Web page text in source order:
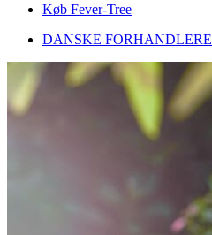
Køb Fever-Tree
DANSKE FORHANDLERE